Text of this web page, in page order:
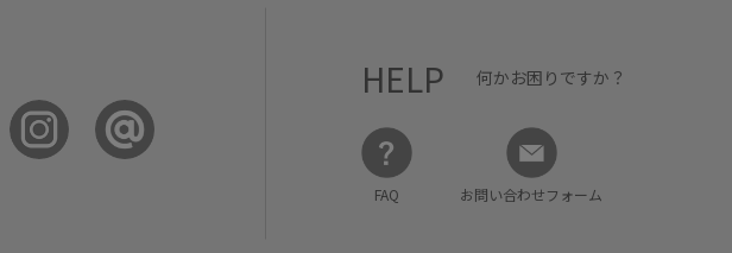
HELP 何かお困りですか？
FAQ お問い合わせフォーム